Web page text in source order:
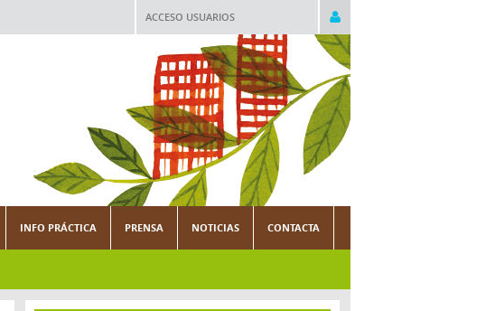
ACCESO USUARIOS
INFO PRÁCTICA PRENSA NOTICIAS CONTACTA